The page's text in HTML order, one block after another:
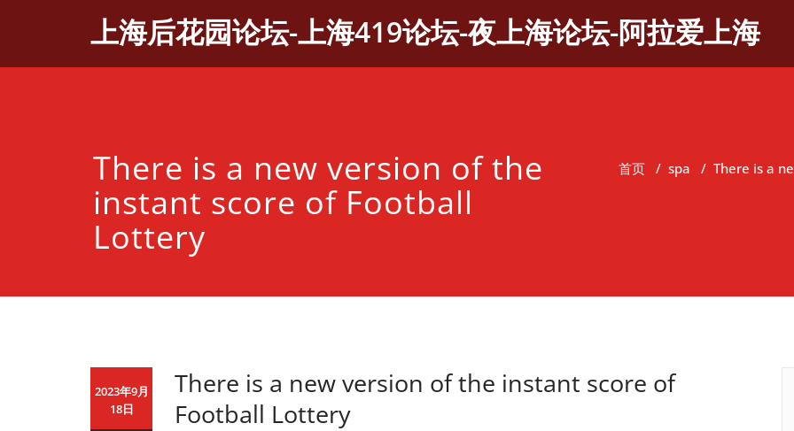
上海后花园论坛-上海419论坛-夜上海论坛-阿拉爱上海
There is a new version of the
instant score of Football
Lottery
首页 / spa / There is a
2023年9月
18日
There is a new version of the instant score of
Football Lottery